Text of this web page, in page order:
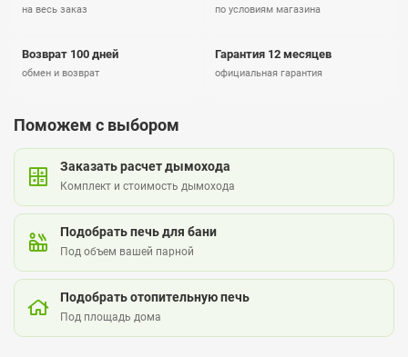
на весь заказ по условиям магазина
Возврат 100 дней
обмен и возврат
Гарантия 12 месяцев
официальная гарантия
Поможем с выбором
Заказать расчет дымохода
Комплект и стоимость дымохода
Подобрать печь для бани
Под объем вашей парной
Подобрать отопительную печь
Под площадь дома